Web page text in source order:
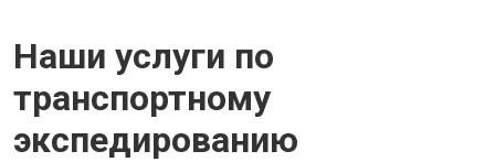
Наши услуги по
транспортному
экспедированию